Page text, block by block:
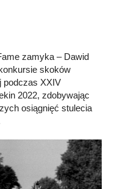
zamyka – Dawid
skoków
podczas XXIV
2022, zdobywając
osiągnięć stulecia